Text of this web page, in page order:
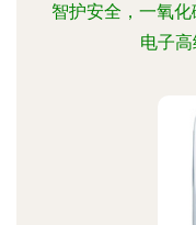
智护安全，一氧
电子高